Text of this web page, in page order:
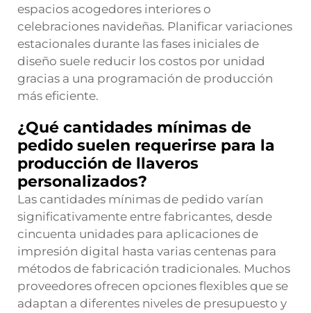
espacios acogedores interiores o
celebraciones navideñas. Planificar variaciones
estacionales durante las fases iniciales de
diseño suele reducir los costos por unidad
gracias a una programación de producción
más eficiente.
¿Qué cantidades mínimas de
pedido suelen requerirse para la
producción de llaveros
personalizados?
Las cantidades mínimas de pedido varían
significativamente entre fabricantes, desde
cincuenta unidades para aplicaciones de
impresión digital hasta varias centenas para
métodos de fabricación tradicionales. Muchos
proveedores ofrecen opciones flexibles que se
adaptan a diferentes niveles de presupuesto y